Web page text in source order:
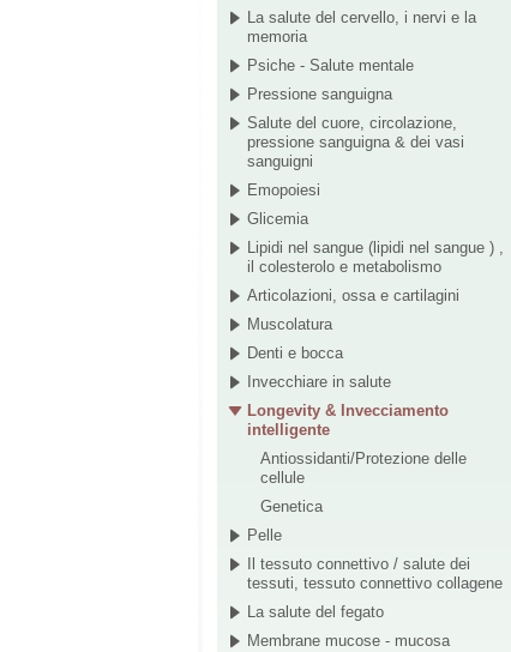
La salute del cervello, i nervi e la
memoria
Psiche - Salute mentale
Pressione sanguigna
Salute del cuore, circolazione,
pressione sanguigna & dei vasi
sanguigni
Emopoiesi
Glicemia
Lipidi nel sangue (lipidi nel sangue ) ,
il colesterolo e metabolismo
Articolazioni, ossa e cartilagini
Muscolatura
Denti e bocca
Invecchiare in salute
Longevity & Invecciamento
intelligente
Antiossidanti/Protezione delle
cellule
Genetica
Pelle
Il tessuto connettivo / salute dei
tessuti, tessuto connettivo collagene
La salute del fegato
Membrane mucose - mucosa